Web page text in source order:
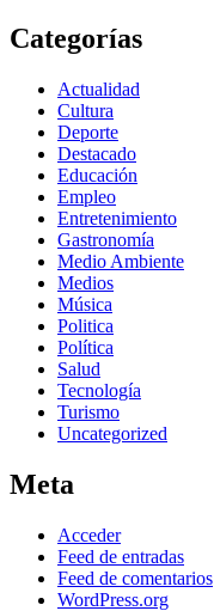
Categorías
Actualidad
Cultura
Deporte
Destacado
Educación
Empleo
Entretenimiento
Gastronomía
Medio Ambiente
Medios
Música
Politica
Política
Salud
Tecnología
Turismo
Uncategorized
Meta
Acceder
Feed de entradas
Feed de comentarios
WordPress.org